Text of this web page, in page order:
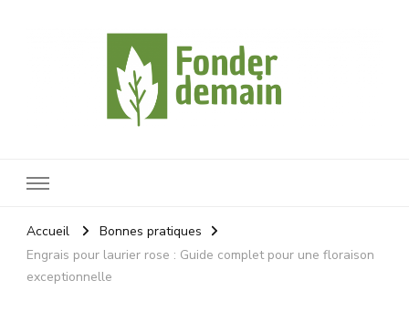
Accueil
Bonnes pratiques
Engrais pour laurier rose : Guide complet pour une floraison
exceptionnelle